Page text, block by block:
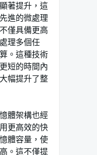
著提升，這
進的微處理
僅具備更高
理多個任
。這種技術
短的時間內
幅提升了整
體架構也經
更高效的快
體容量，使
。這不僅提